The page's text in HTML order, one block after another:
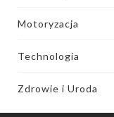
Motoryzacja
Technologia
Zdrowie i Uroda